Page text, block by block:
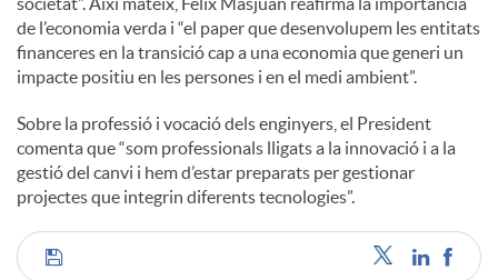
u
t
s
de l’economia verda i “el paper que desenvolupem les entitats
financeres en la transició cap a una economia que generi un
impacte positiu en les persones i en el medi ambient”.
Sobre la professió i vocació dels enginyers, el President
comenta que “som professionals lligats a la innovació i a la
gestió del canvi i hem d’estar preparats per gestionar
projectes que integrin diferents tecnologies”.